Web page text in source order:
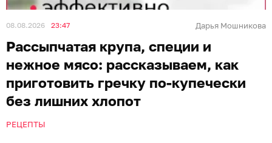
08.08.2026 23:47 Дарья Мошникова
Рассыпчатая крупа, специи и
нежное мясо: рассказываем, как
приготовить гречку по-купечески
без лишних хлопот
РЕЦЕПТЫ